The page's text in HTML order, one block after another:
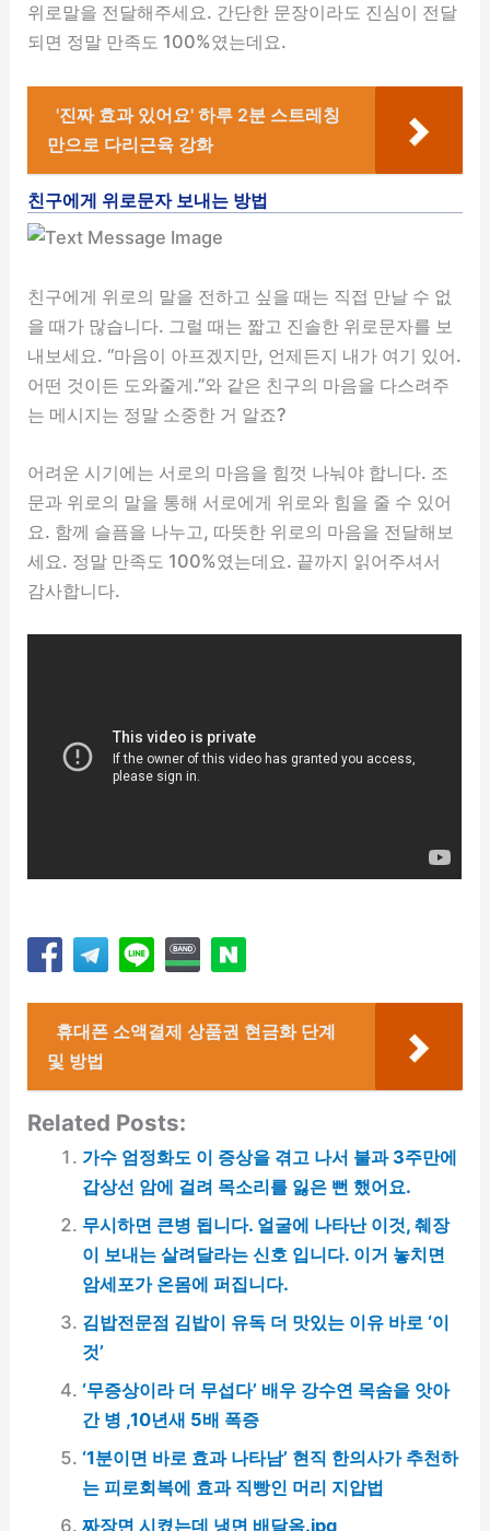
위로말을 전달해주세요. 간단한 문장이라도 진심이 전달
되면 정말 만족도 100%였는데요.
'진짜 효과 있어요' 하루 2분 스트레칭
만으로 다리근육 강화
친구에게 위로문자 보내는 방법
친구에게 위로의 말을 전하고 싶을 때는 직접 만날 수 없
을 때가 많습니다. 그럴 때는 짧고 진솔한 위로문자를 보
내보세요. “마음이 아프겠지만, 언제든지 내가 여기 있어.
어떤 것이든 도와줄게.”와 같은 친구의 마음을 다스려주
는 메시지는 정말 소중한 거 알죠?
어려운 시기에는 서로의 마음을 힘껏 나눠야 합니다. 조
문과 위로의 말을 통해 서로에게 위로와 힘을 줄 수 있어
요. 함께 슬픔을 나누고, 따뜻한 위로의 마음을 전달해보
세요. 정말 만족도 100%였는데요. 끝까지 읽어주셔서
감사합니다.
휴대폰 소액결제 상품권 현금화 단계
및 방법
Related Posts:
가수 엄정화도 이 증상을 겪고 나서 불과 3주만에
갑상선 암에 걸려 목소리를 잃은 뻔 했어요.
무시하면 큰병 됩니다. 얼굴에 나타난 이것, 췌장
이 보내는 살려달라는 신호 입니다. 이거 놓치면
암세포가 온몸에 퍼집니다.
김밥전문점 김밥이 유독 더 맛있는 이유 바로 ‘이
것’
‘무증상이라 더 무섭다’ 배우 강수연 목숨을 앗아
간 병 ,10년새 5배 폭증
‘1분이면 바로 효과 나타남’ 현직 한의사가 추천하
는 피로회복에 효과 직빵인 머리 지압법
짜장면 시켰는데 냉면 배달옴.jpg